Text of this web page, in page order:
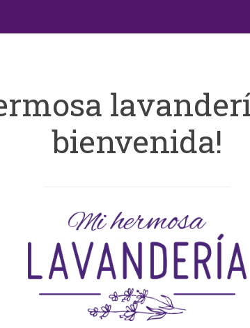
bienvenida!